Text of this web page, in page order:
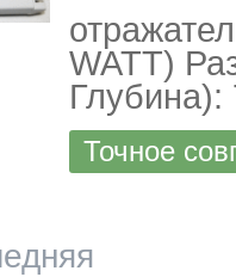
WATT)
Глубина):
Точное